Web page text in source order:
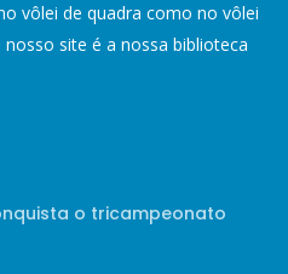
vôlei de quadra como no vôlei
site é a nossa biblioteca
o tricampeonato